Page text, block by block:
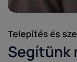
Telepítés és
Segítünk